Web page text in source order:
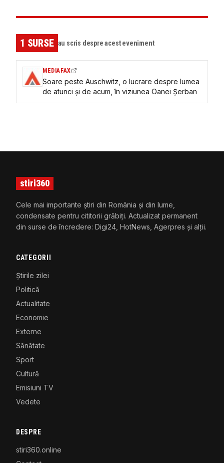
1 SURSE au scris despre acest eveniment
MEDIAFAX
Soare peste Auschwitz, o lucrare despre lumea
de atunci și de acum, în viziunea Oanei Șerban
stiri360
Cele mai importante știri din România și din lume,
condensate pentru cititorii grăbiți. Actualizat permanent
din surse de încredere: Digi24, HotNews, Agerpres și alții.
CATEGORII
Știrile zilei
Politică
Actualitate
Economie
Externe
Sănătate
Sport
Cultură
Emisiuni TV
Vedete
DESPRE
stiri360.online